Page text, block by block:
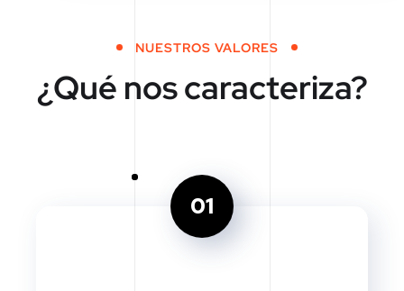
NUESTROS VALORES
¿Qué nos caracteriza?
01